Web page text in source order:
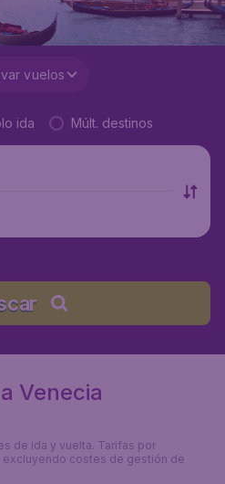
vuelos
ida Múlt. destinos
Venecia
de ida y vuelta. Tarifas por
costes de gestión de